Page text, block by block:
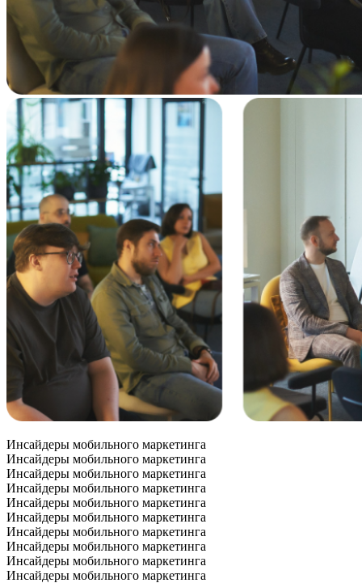
Инсайдеры мобильного маркетинга
Инсайдеры мобильного маркетинга
Инсайдеры мобильного маркетинга
Инсайдеры мобильного маркетинга
Инсайдеры мобильного маркетинга
Инсайдеры мобильного маркетинга
Инсайдеры мобильного маркетинга
Инсайдеры мобильного маркетинга
Инсайдеры мобильного маркетинга
Инсайдеры мобильного маркетинга